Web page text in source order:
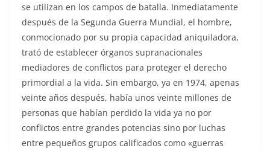
se utilizan en los campos de batalla. Inmediatamente
después de la Segunda Guerra Mundial, el hombre,
conmocionado por su propia capacidad aniquiladora,
trató de establecer órganos supranacionales
mediadores de conflictos para proteger el derecho
primordial a la vida. Sin embargo, ya en 1974, apenas
veinte años después, había unos veinte millones de
personas que habían perdido la vida ya no por
conflictos entre grandes potencias sino por luchas
entre pequeños grupos calificados como «guerras